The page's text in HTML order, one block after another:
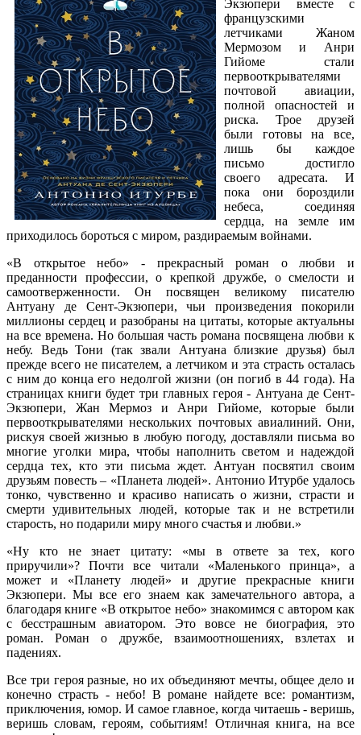
Экзюпери вместе с
французскими
летчиками Жаном
Мермозом и Анри
Гийоме стали
первооткрывателями
почтовой авиации,
полной опасностей и
риска. Трое друзей
были готовы на все,
лишь бы каждое
письмо достигло
своего адресата. И
пока они бороздили
небеса, соединяя
сердца, на земле им
приходилось бороться с миром, раздираемым войнами.
«В открытое небо» - прекрасный роман о любви и
преданности профессии, о крепкой дружбе, о смелости и
самоотверженности. Он посвящен великому писателю
Антуану де Сент-Экзюпери, чьи произведения покорили
миллионы сердец и разобраны на цитаты, которые актуальны
на все времена. Но большая часть романа посвящена любви к
небу. Ведь Тони (так звали Антуана близкие друзья) был
прежде всего не писателем, а летчиком и эта страсть осталась
с ним до конца его недолгой жизни (он погиб в 44 года). На
страницах книги будет три главных героя - Антуана де Сент-
Экзюпери, Жан Мермоз и Анри Гийоме, которые были
первооткрывателями нескольких почтовых авиалиний. Они,
рискуя своей жизнью в любую погоду, доставляли письма во
многие уголки мира, чтобы наполнить светом и надеждой
сердца тех, кто эти письма ждет. Антуан посвятил своим
друзьям повесть – «Планета людей». Антонио Итурбе удалось
тонко, чувственно и красиво написать о жизни, страсти и
смерти удивительных людей, которые так и не встретили
старость, но подарили миру много счастья и любви.»
«Ну кто не знает цитату: «мы в ответе за тех, кого
приручили»? Почти все читали «Маленького принца», а
может и «Планету людей» и другие прекрасные книги
Экзюпери. Мы все его знаем как замечательного автора, а
благодаря книге «В открытое небо» знакомимся с автором как
с бесстрашным авиатором. Это вовсе не биография, это
роман. Роман о дружбе, взаимоотношениях, взлетах и
падениях.
Все три героя разные, но их объединяют мечты, общее дело и
конечно страсть - небо! В романе найдете все: романтизм,
приключения, юмор. И самое главное, когда читаешь - веришь,
веришь словам, героям, событиям! Отличная книга, на все